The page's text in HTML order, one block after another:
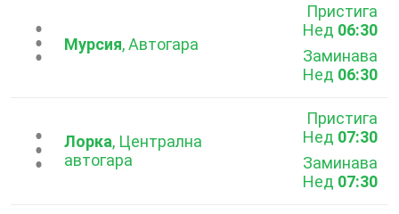
...Мурсия, Автогара
Пристига
Нед 06:30
Заминава
Нед 06:30
...Лорка, Централна
автогара
Пристига
Нед 07:30
Заминава
Нед 07:30